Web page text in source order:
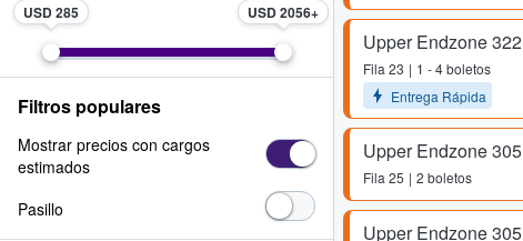
Upper Endzone 322
Fila 23
1 - 4 boletos
Entrega Rápida
Upper Endzone 305
Fila 25 2 boletos
Upper Endzone 305
USD 285 USD 2056
Filtros populares
Mostrar precios con cargos
estimados
Pasillo